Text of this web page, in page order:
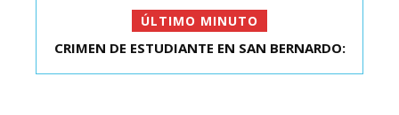
ÚLTIMO MINUTO
FIESTA EN EL MONUMENTAL: LA